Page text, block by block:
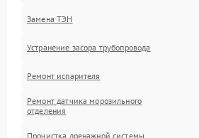
Замена ТЭН
Устранение засора трубопровода
Ремонт испарителя
Ремонт датчика морозильного
отделения
Прочистка дренажной системы